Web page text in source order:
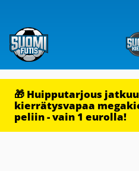
🎁 Huipputarjous
kierrätysvapaa
peliin - vain 1 eurolla!